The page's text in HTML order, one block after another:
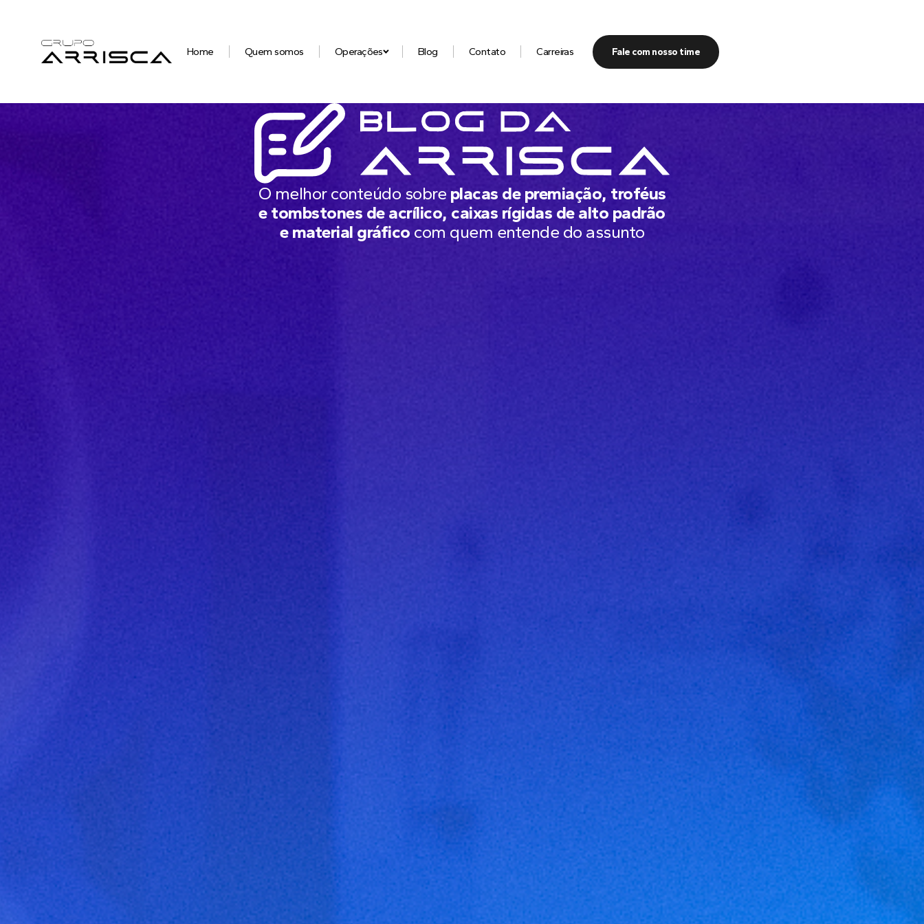
Home Quem somos Operações Blog Contato Carreiras Fale com nosso time
O melhor conteúdo sobre placas de premiação, troféus
e tombstones de acrílico, caixas rígidas de alto padrão
e material gráfico com quem entende do assunto